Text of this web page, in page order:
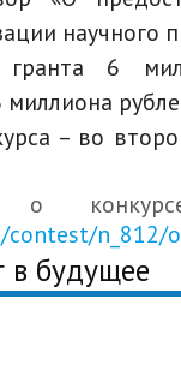
научного
6
– во
о
n_812/
в будущее